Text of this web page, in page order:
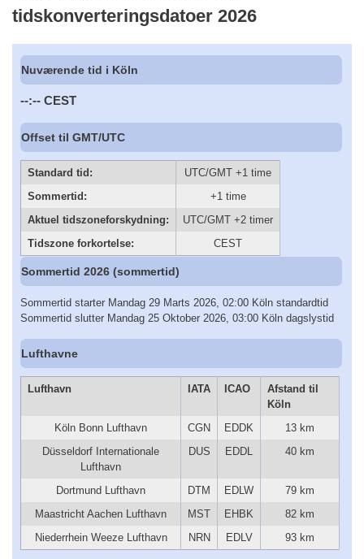
tidskonverteringsdatoer 2026
Nuværende tid i Köln
--:-- CEST
Offset til GMT/UTC
Standard tid:
UTC/GMT +1 time
Sommertid:
+1 time
Aktuel tidszoneforskydning:
UTC/GMT +2 timer
Tidszone forkortelse:
CEST
Sommertid 2026 (sommertid)
Sommertid starter Mandag 29 Marts 2026, 02:00 Köln standardtid
Sommertid slutter Mandag 25 Oktober 2026, 03:00 Köln dagslystid
Lufthavne
Lufthavn IATA ICAO
Afstand til
Köln
Köln Bonn Lufthavn
CGN EDDK
13 km
Düsseldorf Internationale
Lufthavn
DUS EDDL 40 km
Dortmund Lufthavn DTM EDLW
79 km
Maastricht Aachen Lufthavn
MST EHBK
82 km
Niederrhein Weeze Lufthavn
NRN EDLV 93 km